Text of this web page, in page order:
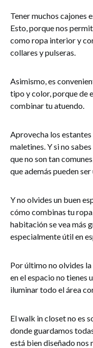
Tener muchos cajones
Esto, porque nos
como ropa interior y
collares y pulseras.
Asimismo, es
tipo y color, porque de
combinar tu atuendo.
Aprovecha los
maletines. Y si no
que no son tan
que además pueden
Y no olvides un buen
cómo combinas tu
habitación se vea más
especialmente útil en
Por último no olvides la
en el espacio no tienes
iluminar todo el área
El walk in closet no es
donde guardamos
está bien diseñado